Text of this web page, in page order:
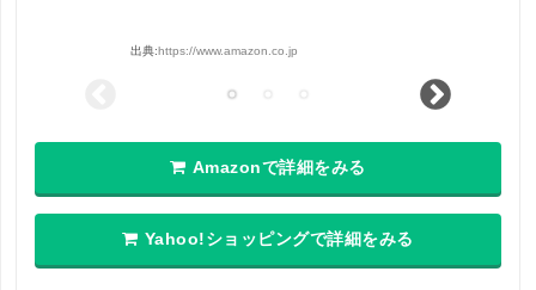
出典:https://www.amazon.co.jp
Amazonで詳細をみる
Yahoo!ショッピングで詳細をみる